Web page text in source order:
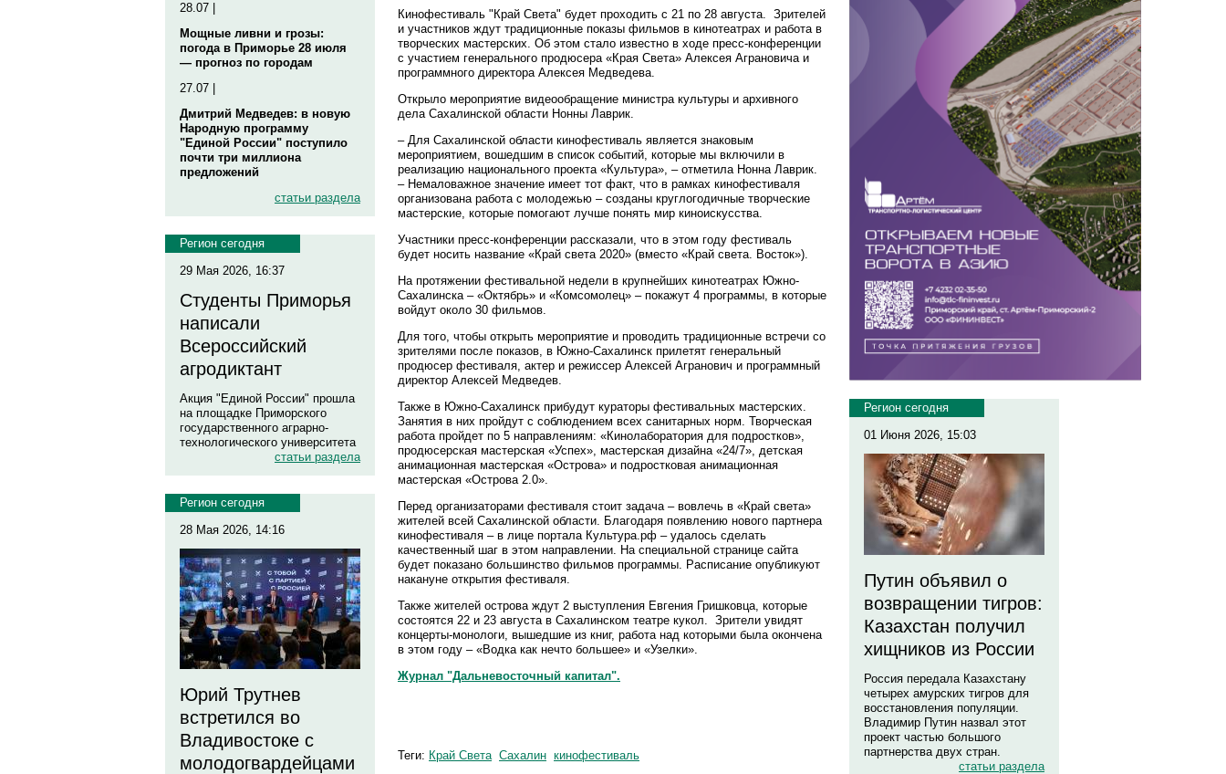
28.07 |
Мощные ливни и грозы:
погода в Приморье 28 июля
— прогноз по городам
27.07 |
Дмитрий Медведев: в новую
Народную программу
"Единой России" поступило
почти три миллиона
предложений
статьи раздела
Регион сегодня
29 Мая 2026, 16:37
Студенты Приморья
написали
Всероссийский
агродиктант
Акция "Единой России" прошла
на площадке Приморского
государственного аграрно-
технологического университета
статьи раздела
Регион сегодня
28 Мая 2026, 14:16
Юрий Трутнев
встретился во
Владивостоке с
молодогвардейцами
Кинофестиваль "Край Света" будет проходить с 21 по 28 августа. Зрителей
и участников ждут традиционные показы фильмов в кинотеатрах и работа в
творческих мастерских. Об этом стало известно в ходе пресс-конференции
с участием генерального продюсера «Края Света» Алексея Аграновича и
программного директора Алексея Медведева.
Открыло мероприятие видеообращение министра культуры и архивного
дела Сахалинской области Нонны Лаврик.
– Для Сахалинской области кинофестиваль является знаковым
мероприятием, вошедшим в список событий, которые мы включили в
реализацию национального проекта «Культура», – отметила Нонна Лаврик.
– Немаловажное значение имеет тот факт, что в рамках кинофестиваля
организована работа с молодежью – созданы круглогодичные творческие
мастерские, которые помогают лучше понять мир киноискусства.
Участники пресс-конференции рассказали, что в этом году фестиваль
будет носить название «Край света 2020» (вместо «Край света. Восток»).
На протяжении фестивальной недели в крупнейших кинотеатрах Южно-
Сахалинска – «Октябрь» и «Комсомолец» – покажут 4 программы, в которые
войдут около 30 фильмов.
Для того, чтобы открыть мероприятие и проводить традиционные встречи со
зрителями после показов, в Южно-Сахалинск прилетят генеральный
продюсер фестиваля, актер и режиссер Алексей Агранович и программный
директор Алексей Медведев.
Также в Южно-Сахалинск прибудут кураторы фестивальных мастерских.
Занятия в них пройдут с соблюдением всех санитарных норм. Творческая
работа пройдет по 5 направлениям: «Кинолаборатория для подростков»,
продюсерская мастерская «Успех», мастерская дизайна «24/7», детская
анимационная мастерская «Острова» и подростковая анимационная
мастерская «Острова 2.0».
Перед организаторами фестиваля стоит задача – вовлечь в «Край света»
жителей всей Сахалинской области. Благодаря появлению нового партнера
кинофестиваля – в лице портала Культура.рф – удалось сделать
качественный шаг в этом направлении. На специальной странице сайта
будет показано большинство фильмов программы. Расписание опубликуют
накануне открытия фестиваля.
Также жителей острова ждут 2 выступления Евгения Гришковца, которые
состоятся 22 и 23 августа в Сахалинском театре кукол. Зрители увидят
концерты-монологи, вышедшие из книг, работа над которыми была окончена
в этом году – «Водка как нечто большее» и «Узелки».
Журнал "Дальневосточный капитал".
Теги: Край Света Сахалин кинофестиваль
Регион сегодня
01 Июня 2026, 15:03
Путин объявил о
возвращении тигров:
Казахстан получил
хищников из России
Россия передала Казахстану
четырех амурских тигров для
восстановления популяции.
Владимир Путин назвал этот
проект частью большого
партнерства двух стран.
статьи раздела